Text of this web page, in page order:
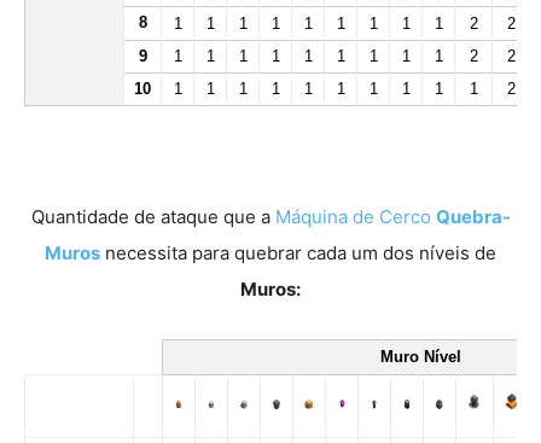
8
1 1 1 1 1 1 1 1 1 2
2
9
1 1 1 1 1 1 1 1 1 2
2
10
1 1 1 1 1 1 1 1 1 1 2
Quantidade de ataque que a Máquina de Cerco Quebra-
Muros necessita para quebrar cada um dos níveis de
Muros:
Muro Nível